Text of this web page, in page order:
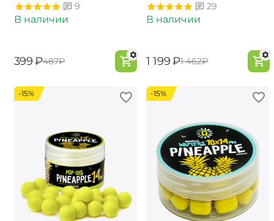
9
В наличии
‍399‍ ₽‍487‍₽
29
В наличии
‍1 199‍₽‍1 462‍₽
-15% -15%